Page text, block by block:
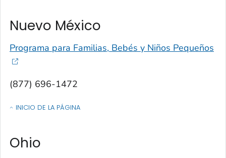
Nuevo México
Programa para Familias, Bebés y Niños Pequeños
(877) 696-1472
INICIO DE LA PÁGINA
OF CONTACTOS POR ESTADO, TERRITORIO O ESTADO LIBRE
Ohio